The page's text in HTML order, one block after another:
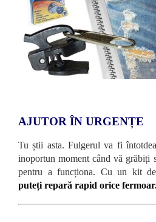
AJUTOR ÎN URGENȚE
Tu știi asta. Fulgerul va fi
inoportun moment când vă grăbiți
pentru a funcționa. Cu un kit
puteți repară rapid orice